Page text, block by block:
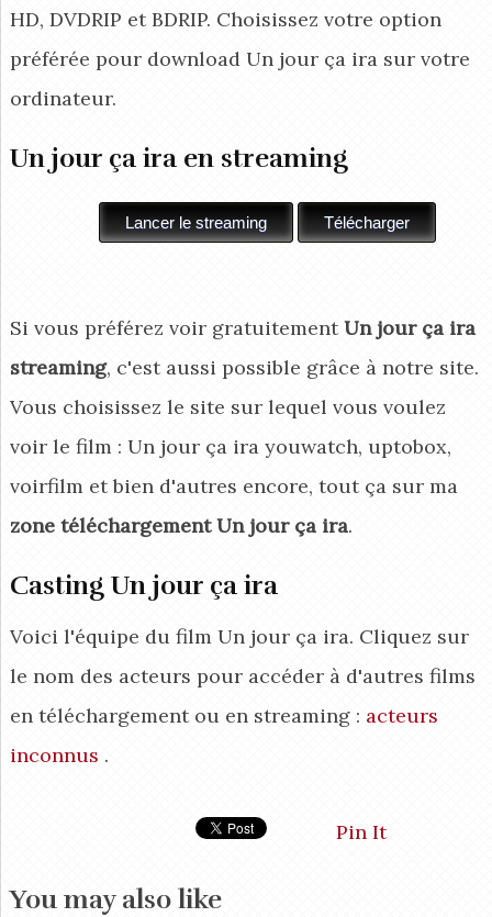
HD, DVDRIP et BDRIP. Choisissez votre option
préférée pour download Un jour ça irasur votre
ordinateur.
Un jour ça ira en streaming
Si vous préférez voir gratuitementUn jour ça ira
streaming, c'est aussi possible grâce à notre site.
Vous choisissez le site sur lequel vous voulez
voir le film : Un jour ça ira youwatch, uptobox,
voirfilm et bien d'autres encore, tout ça sur ma
zone téléchargement Un jour ça ira.
Casting Un jour ça ira
Voici l'équipe du film Un jour ça ira. Cliquez sur
le nom des acteurs pour accéder à d'autres films
en téléchargement ou en streaming : acteurs
inconnus .
Pin It
You may also like